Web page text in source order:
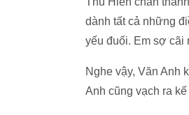
dành tất cả những
yếu đuối. Em sợ cãi
Nghe vậy, Văn Anh
Anh cũng vạch ra